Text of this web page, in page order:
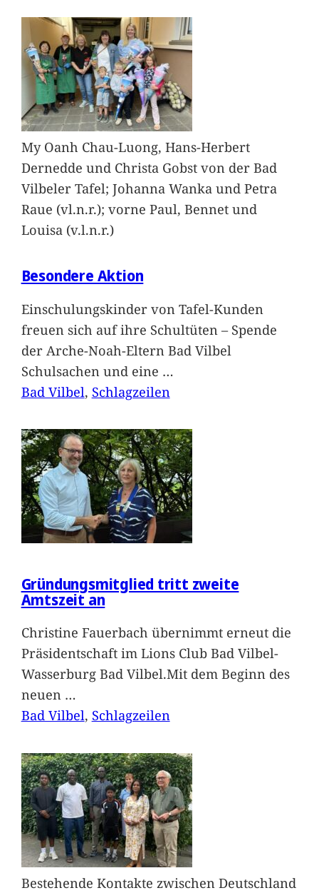
My Oanh Chau-Luong, Hans-Herbert
Dernedde und Christa Gobst von der Bad
Vilbeler Tafel; Johanna Wanka und Petra
Raue (vl.n.r.); vorne Paul, Bennet und
Louisa (v.l.n.r.)
Besondere Aktion
Einschulungskinder von Tafel-Kunden
freuen sich auf ihre Schultüten – Spende
der Arche-Noah-Eltern Bad Vilbel
Schulsachen und eine …
Bad Vilbel, Schlagzeilen
Gründungsmitglied tritt zweite
Amtszeit an
Christine Fauerbach übernimmt erneut die
Präsidentschaft im Lions Club Bad Vilbel-
Wasserburg Bad Vilbel.Mit dem Beginn des
neuen …
Bad Vilbel, Schlagzeilen
Bestehende Kontakte zwischen Deutschland